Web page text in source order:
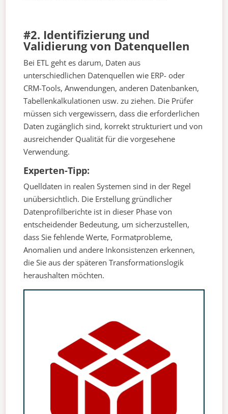
#2. Identifizierung und
Validierung von Datenquellen
Bei ETL geht es darum, Daten aus
unterschiedlichen Datenquellen wie ERP- oder
CRM-Tools, Anwendungen, anderen Datenbanken,
Tabellenkalkulationen usw. zu ziehen. Die Prüfer
müssen sich vergewissern, dass die erforderlichen
Daten zugänglich sind, korrekt strukturiert und von
ausreichender Qualität für die vorgesehene
Verwendung.
Experten-Tipp:
Quelldaten in realen Systemen sind in der Regel
unübersichtlich. Die Erstellung gründlicher
Datenprofilberichte ist in dieser Phase von
entscheidender Bedeutung, um sicherzustellen,
dass Sie fehlende Werte, Formatprobleme,
Anomalien und andere Inkonsistenzen erkennen,
die Sie aus der späteren Transformationslogik
heraushalten möchten.